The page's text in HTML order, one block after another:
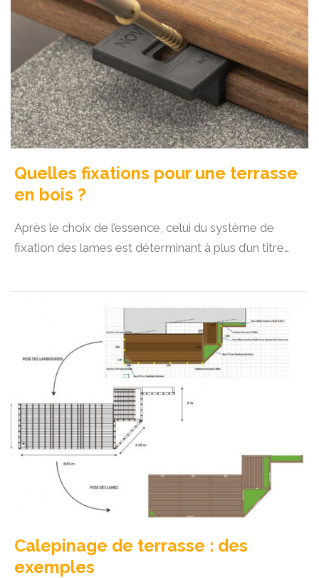
Quelles fixations pour une terrasse
en bois ?
Après le choix de l’essence, celui du système de
fixation des lames est déterminant à plus d’un titre…
Calepinage de terrasse : des
exemples